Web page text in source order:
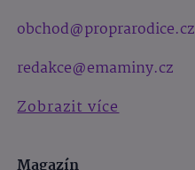
obchod@proprarodice.cz
redakce@emaminy.cz
Zobrazit více